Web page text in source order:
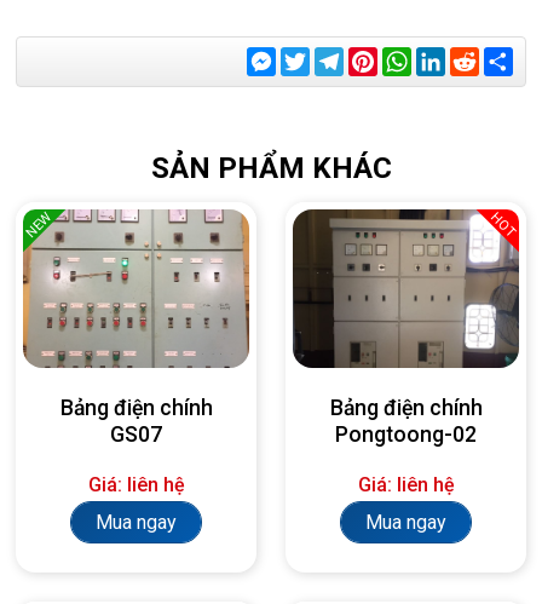
Messenger
TwitterTelegram
Pinterest
WhatsApp
LinkedIn
Reddit
SẢN PHẨM KHÁC
NEW
Bảng điện chính
GS07
Giá: liên hệ
Mua ngay
HOT
Bảng điện chính
Pongtoong-02
Giá: liên hệ
Mua ngay